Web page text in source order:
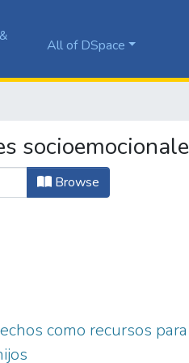
All of DSpace
Browse
como recursos